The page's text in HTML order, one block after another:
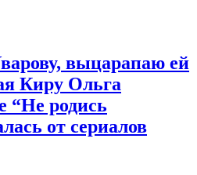
выцарапаю ей
Киру Ольга
“Не родись
от сериалов